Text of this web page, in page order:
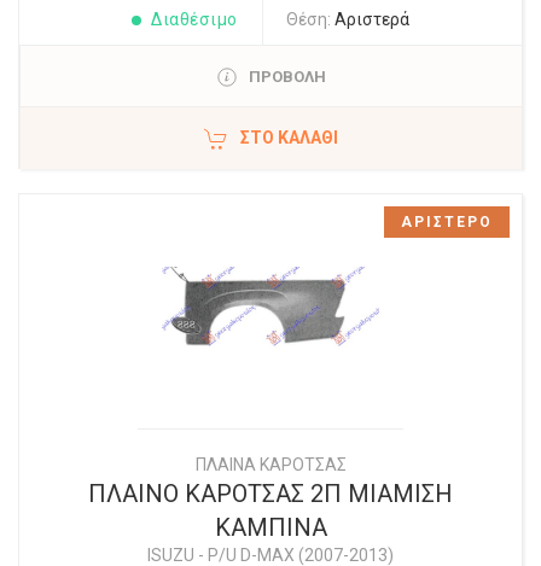
Διαθέσιμο Θέση: Αριστερά
ΠΡΟΒΟΛΗ
ΣΤΟ ΚΑΛΆΘΙ
ΠΛΑΙΝΑ ΚΑΡΟΤΣΑΣ
ΠΛΑΙΝΟ ΚΑΡΟΤΣΑΣ 2Π ΜΙΑΜΙΣΗ
ΚΑΜΠΙΝΑ
ISUZU - P/U D-MAX (2007-2013)
ΑΡΙΣΤΕΡΟ